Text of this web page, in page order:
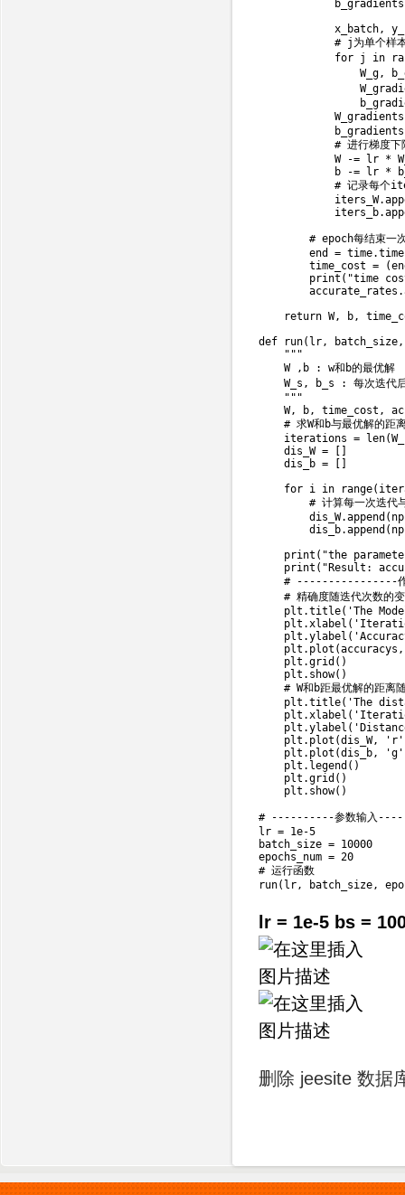
            x_batch
,
# j为单个样
for j in
                W_g
,
# 进行梯度下
            W
-= lr *
            b
-= lr *
# 记录每个
            iters_W
.
            iters_b
.
# epoch每结束一
        end
= time.time
        time_cost
= (
print ( "time
        accurate_rates
.
return W, b,
def
run( lr, batch_size,
"""
    W ,b : w和b的最优解
W_s, b_s : 每次迭代
    """
W, b, time_cost ,
# 求W和b与最优解的距
    iterations
= len(
    dis_W
=
    dis_b
=
for i in range(
# 计算每一次迭代
        dis_W
.append ( np
        dis_b
.append ( np
print ( "the
print ( "Result:
# ----------------
# 精确度随迭代次数的
    plt
.title( 'The
    plt
.xlabel (
    plt
.ylabel (
    plt
. plot (accuracys ,
    plt
.grid ( )
    plt
. show( )
# W和b距最优解的距离
    plt
.title( 'The
    plt
.xlabel (
    plt
.ylabel (
    plt
. plot (dis_W, 'r'
    plt
. plot (dis_b, 'g'
    plt
. legend ( )
    plt
.grid ( )
    plt
. show( )
# ----------参数输入
lr = 1e-5
batch_size = 10000
epochs_num = 20
# 运行函数
run( lr, batch_size,
lr = 1e-5 bs =
删除 jeesite 数据